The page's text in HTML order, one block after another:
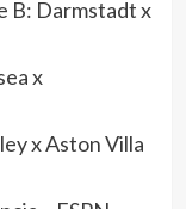
B: Darmstadt x
x
x Aston Villa